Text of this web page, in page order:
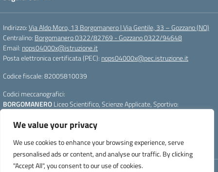
We value your privacy
We use cookies to enhance your browsing experience, serve
personalised ads or content, and analyse our traffic. By clicking
"Accept All", you consent to our use of cookies.
Indirizzo:Via Aldo Moro, 13 Borgomanero | Via Gentile, 33 – Gozzano (NO)
Centralino: Borgomanero 0322/82769 - Gozzano 0322/94648
Email: nops04000x@istruzione.it
Posta elettronica certificata (PEC): nops04000x@pec.istruzione.it
Codice fiscale: 82005810039
Codici meccanografici:
BORGOMANEROLiceo Scientifico, Scienze Applicate, Sportivo:
GOZZANOLiceo Linguistico e Scienze Umane :
pagina premere CTRL+F5